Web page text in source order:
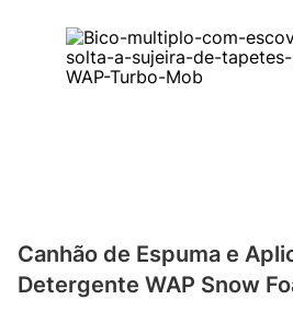
Canhão de Espuma e
Detergente WAP Snow